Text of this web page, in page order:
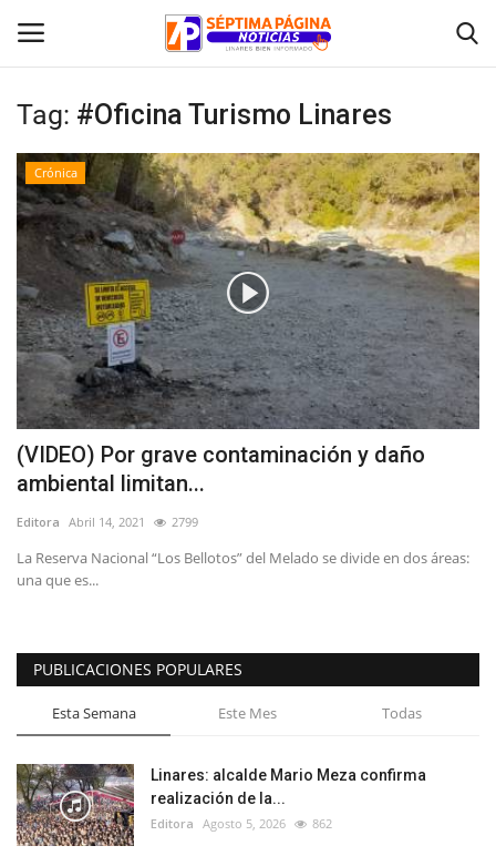
Inicio
Crónica
Policial
Tribunales
Deporte
Política
Espectáculos
Tag: #Oficina Turismo Linares
Crónica
(VIDEO) Por grave contaminación y daño
ambiental limitan...
Editora Abril 14, 2021 2799
La Reserva Nacional “Los Bellotos” del Melado se divide en dos áreas:
una que es...
PUBLICACIONES POPULARES
Esta Semana Este Mes Todas
Linares: alcalde Mario Meza confirma
realización de la...
Editora Agosto 5, 2026 862